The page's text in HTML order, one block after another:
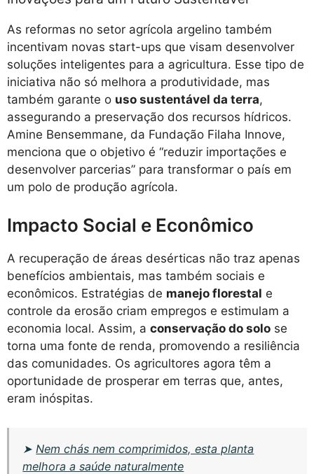
As reformas no setor agrícola argelino também
incentivam novas start-ups que visam desenvolver
soluções inteligentes para a agricultura. Esse tipo de
iniciativa não só melhora a produtividade, mas
também garante o uso sustentável da terra,
assegurando a preservação dos recursos hídricos.
Amine Bensemmane, da Fundação Filaha Innove,
menciona que o objetivo é “reduzir importações e
desenvolver parcerias” para transformar o país em
um polo de produção agrícola.
Impacto Social e Econômico
A recuperação de áreas desérticas não traz apenas
benefícios ambientais, mas também sociais e
econômicos. Estratégias de manejo florestal e
controle da erosão criam empregos e estimulam a
economia local. Assim, a conservação do solo se
torna uma fonte de renda, promovendo a resiliência
das comunidades. Os agricultores agora têm a
oportunidade de prosperar em terras que, antes,
eram inóspitas.
➤ Nem chás nem comprimidos, esta planta
melhora a saúde naturalmente